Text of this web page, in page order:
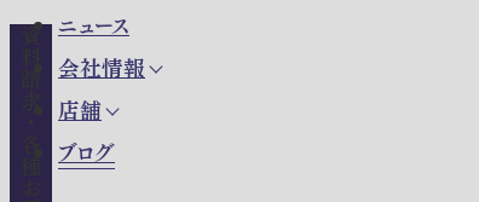
ニュース
会社情報
店舗
ブログ